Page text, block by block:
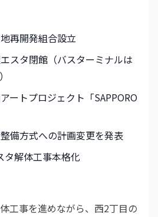
地再開発組合設立
エスタ閉館（バスターミナルは
ートプロジェクト「SAPPORO
整備方式への計画変更を発表
タ解体工事本格化
工事を進めながら、西2丁目の